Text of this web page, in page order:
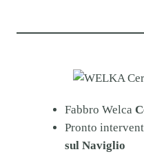
Fabbro Welca
Pronto
sul Naviglio